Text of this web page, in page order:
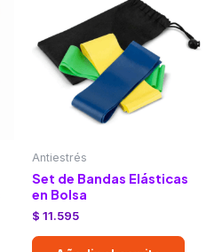
Antiestrés
Set de Bandas Elásticas
en Bolsa
$ 11.595